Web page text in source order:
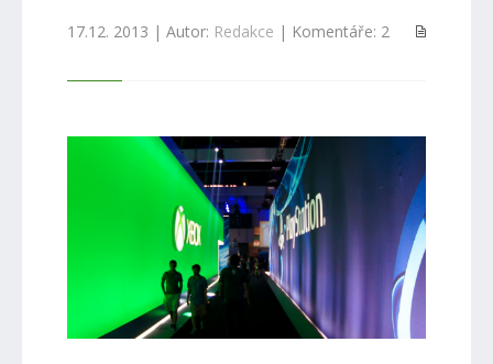
17.12. 2013 | Autor: Redakce | Komentáře: 2